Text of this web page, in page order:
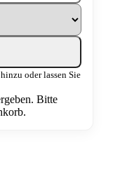
oder lassen Sie
Bitte